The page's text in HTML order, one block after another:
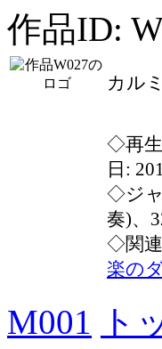
作品ID:
カル
◇再
日:
◇ジャ
奏)、
◇関
楽の
M001 ト